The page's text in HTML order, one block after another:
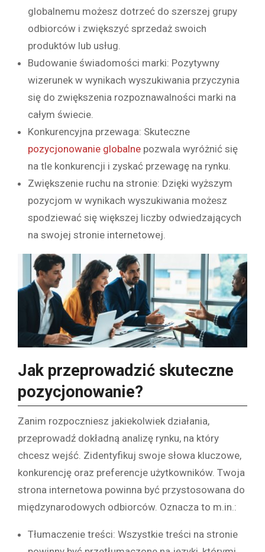
globalnemu możesz dotrzeć do szerszej grupy
odbiorców i zwiększyć sprzedaż swoich
produktów lub usług.
Budowanie świadomości marki: Pozytywny
wizerunek w wynikach wyszukiwania przyczynia
się do zwiększenia rozpoznawalności marki na
całym świecie.
Konkurencyjna przewaga: Skuteczne
pozycjonowanie globalne pozwala wyróżnić się
na tle konkurencji i zyskać przewagę na rynku.
Zwiększenie ruchu na stronie: Dzięki wyższym
pozycjom w wynikach wyszukiwania możesz
spodziewać się większej liczby odwiedzających
na swojej stronie internetowej.
Jak przeprowadzić skuteczne
pozycjonowanie?
Zanim rozpoczniesz jakiekolwiek działania,
przeprowadź dokładną analizę rynku, na który
chcesz wejść. Zidentyfikuj swoje słowa kluczowe,
konkurencję oraz preferencje użytkowników. Twoja
strona internetowa powinna być przystosowana do
międzynarodowych odbiorców. Oznacza to m.in.:
Tłumaczenie treści: Wszystkie treści na stronie